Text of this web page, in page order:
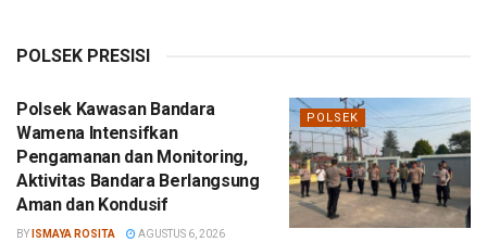
POLSEK PRESISI
POLSEK
Polsek Kawasan Bandara
Wamena Intensifkan
Pengamanan dan Monitoring,
Aktivitas Bandara Berlangsung
Aman dan Kondusif
BY ISMAYA ROSITA AGUSTUS 6, 2026